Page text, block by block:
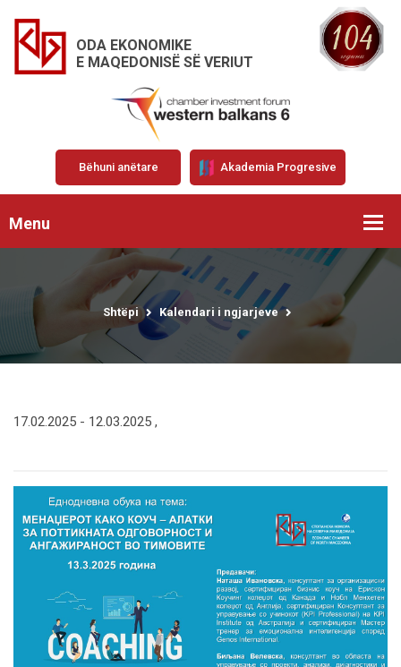
ODA EKONOMIKE
E MAQEDONISË SË VERIUT
Bëhuni anëtare Akademia Progresive
Menu
Shtëpi Kalendari i ngjarjeve
17.02.2025 - 12.03.2025 ,